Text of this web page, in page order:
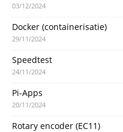
03/12/2024
Docker (containerisatie)
29/11/2024
Speedtest
24/11/2024
Pi-Apps
20/11/2024
Rotary encoder (EC11)